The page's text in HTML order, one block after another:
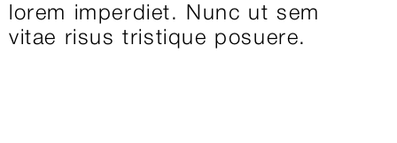
lorem imperdiet. Nunc ut sem
vitae risus tristique posuere.